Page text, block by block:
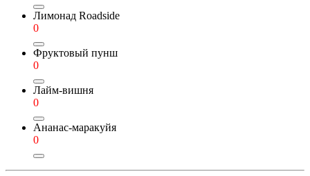
Лимонад Roadside
0
Фруктовый пунш
0
Лайм-вишня
0
Ананас-маракуйя
0